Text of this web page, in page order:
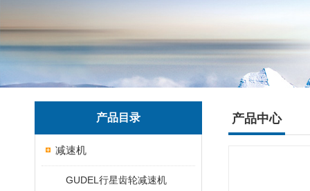
产品目录
减速机
GUDEL行星齿轮减速机
产品中心